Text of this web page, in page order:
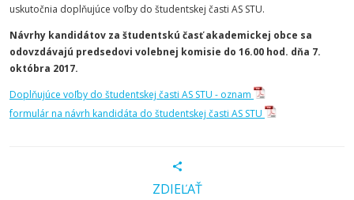
uskutočnia doplňujúce voľby do študentskej časti AS STU.
Návrhy kandidátov za študentskú časť akademickej obce sa
odovzdávajú predsedovi volebnej komisie do 16.00 hod. dňa 7.
októbra 2017.
Doplňujúce voľby do študentskej časti AS STU - oznam
formulár na návrh kandidáta do študentskej časti AS STU
ZDIEĽAŤ